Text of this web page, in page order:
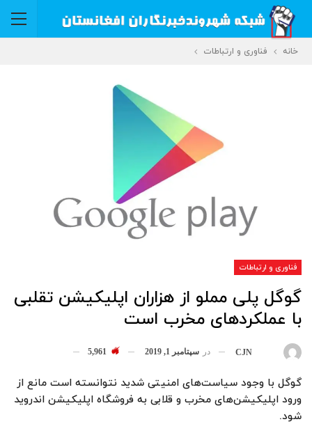
خانه فناوری و ارتباطات
فناوری و ارتباطات
گوگل پلی مملو از هزاران اپلیکیشن تقلبی
با عملکردهای مخرب است
CJN در سپتامبر 1, 2019 5,961
گوگل با وجود سیاست‌های امنیتی شدید نتوانسته است مانع از
ورود اپلیکیشن‌های مخرب و قلابی به فروشگاه اپلیکیشن اندروید
شود.